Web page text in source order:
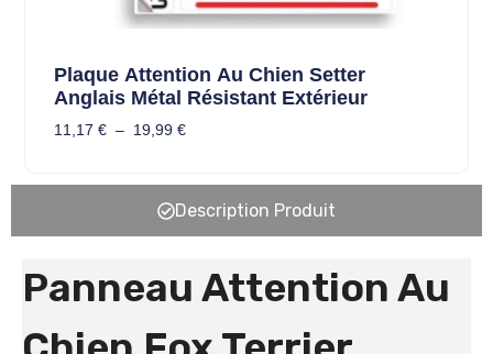
Plaque Attention Au Chien Setter
Anglais Métal Résistant Extérieur
11,17 € – 19,99 €
Description Produit
Panneau Attention Au